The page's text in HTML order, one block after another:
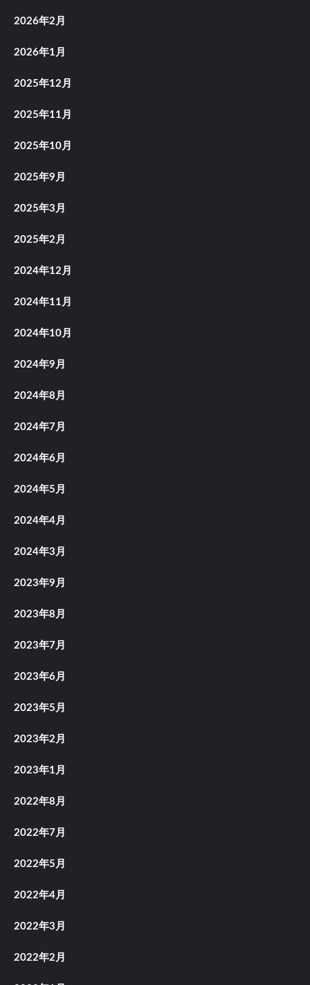
2026年2月
2026年1月
2025年12月
2025年11月
2025年10月
2025年9月
2025年3月
2025年2月
2024年12月
2024年11月
2024年10月
2024年9月
2024年8月
2024年7月
2024年6月
2024年5月
2024年4月
2024年3月
2023年9月
2023年8月
2023年7月
2023年6月
2023年5月
2023年2月
2023年1月
2022年8月
2022年7月
2022年5月
2022年4月
2022年3月
2022年2月